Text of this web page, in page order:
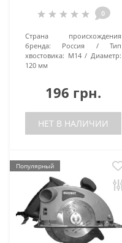
0
Страна происхождения
бренда:
Россия
Тип
хвостовика: M14
Диаметр:
120 мм
196 грн.
НЕТ В НАЛИЧИИ
Популярный